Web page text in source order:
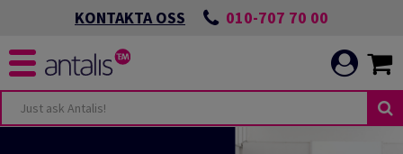
KONTAKTA OSS 010-707 70 00